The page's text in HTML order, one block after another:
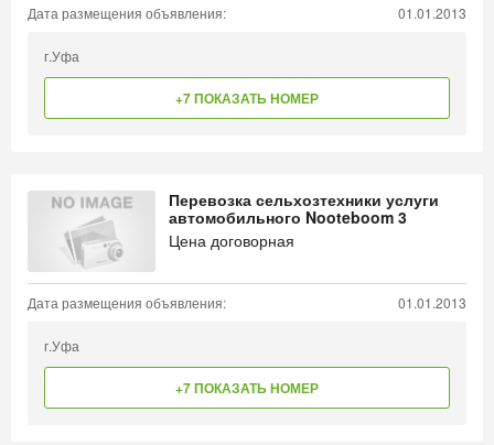
Дата размещения объявления: 01.01.2013
г.Уфа
+7 ПОКАЗАТЬ НОМЕР
Перевозка сельхозтехники услуги
автомобильного Nooteboom 3
Цена договорная
Дата размещения объявления: 01.01.2013
г.Уфа
+7 ПОКАЗАТЬ НОМЕР